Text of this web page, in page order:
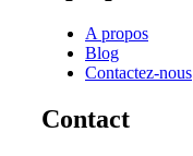
A propos
Blog
Contactez-nous
Contact